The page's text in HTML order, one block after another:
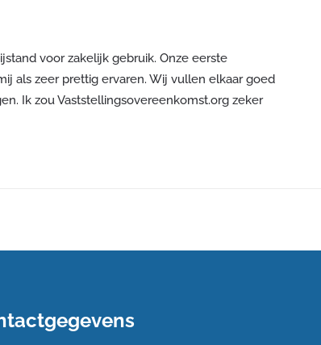
voor zakelijk gebruik. Onze eerste
als zeer prettig ervaren. Wij vullen elkaar goed
Ik zou Vaststellingsovereenkomst.org zeker